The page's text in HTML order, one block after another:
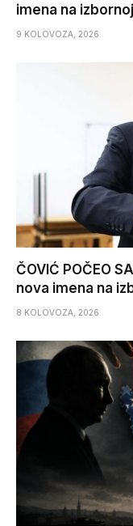
imena na
9 KOLOVOZA, 2026
ČOVIĆ POČEO
nova imena na
8 KOLOVOZA, 2026